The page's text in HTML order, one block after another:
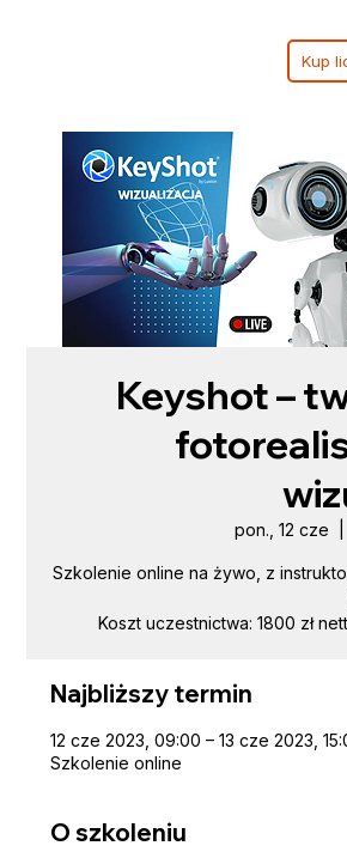
Kup
Keyshot –
pon., 12 cze
Szkolenie online na żywo, z
Koszt uczestnictwa: 1800 zł
Najbliższy termin
12 cze 2023, 09:00 – 13 cze 2023,
Szkolenie online
O szkoleniu